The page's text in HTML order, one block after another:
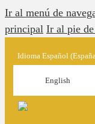
Ir al menú de
principal Ir al pie
Idioma Español
English